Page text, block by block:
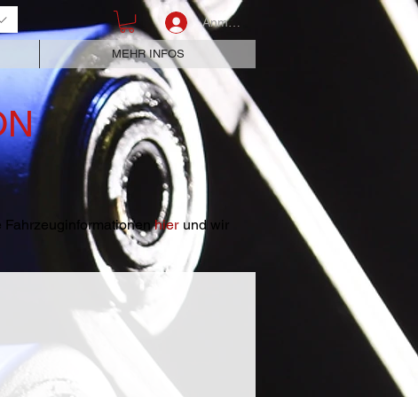
Anmelden
MEHR INFOS
Fahrzeuginformationenhier und wir